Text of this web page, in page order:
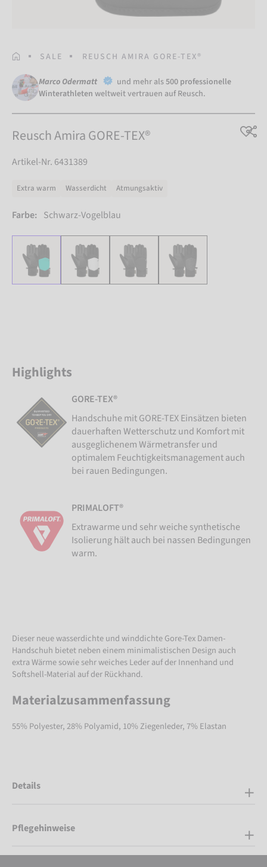
STARTSEITE
SALE REUSCH AMIRA GORE-TEX®
Marco Odermatt und mehr als500 professionelle
Winterathleten weltweit vertrauen auf Reusch.
Reusch Amira GORE-TEX®
Artikel-Nr. 6431389
Extra warm Wasserdicht Atmungsaktiv
Farbe: Schwarz-Vogelblau
Highlights
GORE-TEX®
Handschuhe mit GORE-TEX Einsätzen bieten
dauerhaften Wetterschutz und Komfort mit
ausgeglichenem Wärmetransfer und
optimalem Feuchtigkeitsmanagement auch
bei rauen Bedingungen.
PRIMALOFT®
Extrawarme und sehr weiche synthetische
Isolierung hält auch bei nassen Bedingungen
warm.
Dieser neue wasserdichte und winddichte Gore-Tex Damen-
Handschuh bietet neben einem minimalistischen Design auch
extra Wärme sowie sehr weiches Leder auf der Innenhand und
Softshell-Material auf der Rückhand.
Materialzusammenfassung
55% Polyester, 28% Polyamid, 10% Ziegenleder, 7% Elastan
Details
Pflegehinweise